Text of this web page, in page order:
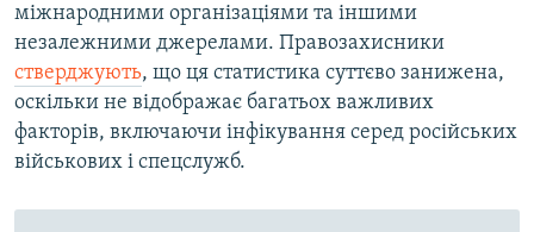
міжнародними організаціями та іншими
незалежними джерелами. Правозахисники
стверджують, що ця статистика суттєво занижена,
оскільки не відображає багатьох важливих
факторів, включаючи інфікування серед російських
військових і спецслужб.